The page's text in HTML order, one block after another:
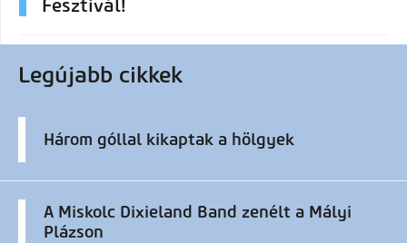
Fesztivál!
Legújabb cikkek
Három góllal kikaptak a hölgyek
A Miskolc Dixieland Band zenélt a Mályi
Plázson